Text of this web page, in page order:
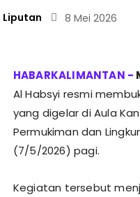
Liputan 8 Mei 2026
Al Habsyi resmi
yang digelar di Aula
Permukiman dan
(7/5/2026) pagi.
Kegiatan tersebut